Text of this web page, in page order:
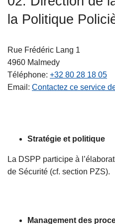
la Politique
Rue Frédéric Lang 1
4960 Malmedy
Téléphone +32 80 28 18 05
Email
Contactez ce service
Stratégie et politique
La DSPP participe à
de Sécurité (cf. section PZS).
Management des